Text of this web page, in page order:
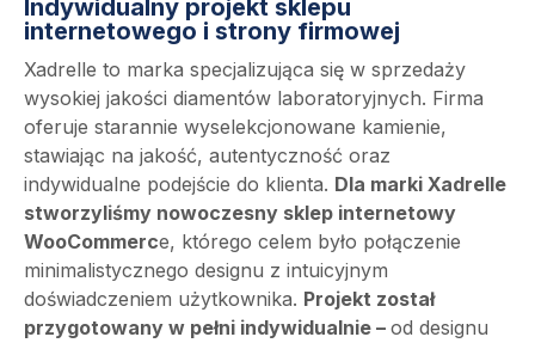
Indywidualny projekt sklepu
internetowego i strony firmowej
Xadrelle to marka specjalizująca się w sprzedaży
wysokiej jakości diamentów laboratoryjnych. Firma
oferuje starannie wyselekcjonowane kamienie,
stawiając na jakość, autentyczność oraz
indywidualne podejście do klienta. Dla marki Xadrelle
stworzyliśmy nowoczesny sklep internetowy
WooCommerce, którego celem było połączenie
minimalistycznego designu z intuicyjnym
doświadczeniem użytkownika. Projekt został
przygotowany w pełni indywidualnie – od designu